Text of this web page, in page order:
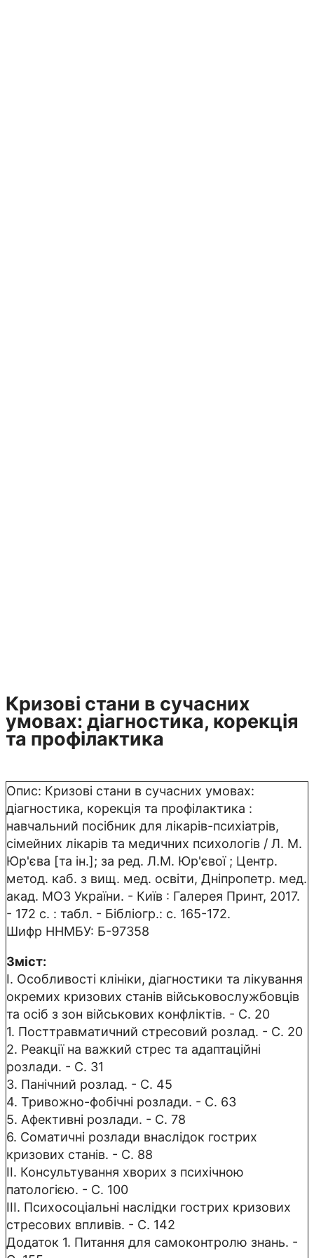
Кризові стани в сучасних
умовах: діагностика, корекція
та профілактика
Опис: Кризові стани в сучасних умовах:
діагностика, корекція та профілактика :
навчальний посібник для лікарів-психіатрів,
сімейних лікарів та медичних психологів / Л. М.
Юр'єва [та ін.]; за ред. Л.М. Юр'євої ; Центр.
метод. каб. з вищ. мед. освіти, Дніпропетр. мед.
акад. МОЗ України. - Київ : Галерея Принт, 2017.
- 172 с. : табл. - Бібліогр.: с. 165-172.
Шифр ННМБУ: Б-97358
Зміст:
І. Особливості клініки, діагностики та лікування
окремих кризових cтанів військовослужбовців
та осіб з зон військових конфліктів. - С. 20
1. Посттравматичний стресовий розлад. - С. 20
2. Реакції на важкий стрес та адаптаційні
розлади. - С. 31
3. Панічний розлад. - С. 45
4. Тривожно-фобічні розлади. - С. 63
5. Афективні розлади. - С. 78
6. Соматичні розлади внаслідок гострих
кризових станів. - С. 88
II. Консультування хворих з психічною
патологією. - С. 100
IIІ. Психосоціальні наслідки гострих кризових
стресових впливів. - С. 142
Додаток 1. Питання для самоконтролю знань. -